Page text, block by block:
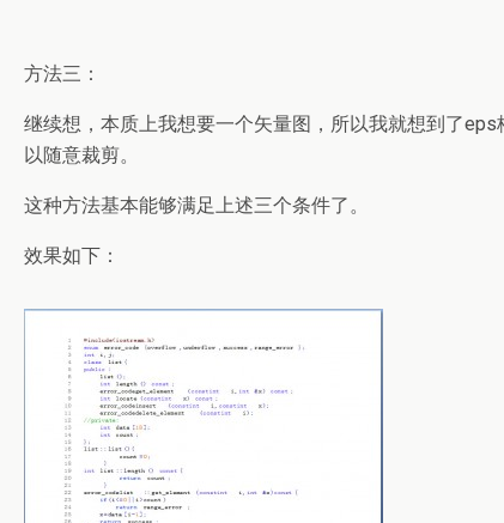
方法三：
继续想，本质上我想要一个矢量图，所以我就想到了
以随意裁剪。
这种方法基本能够满足上述三个条件了。
效果如下：